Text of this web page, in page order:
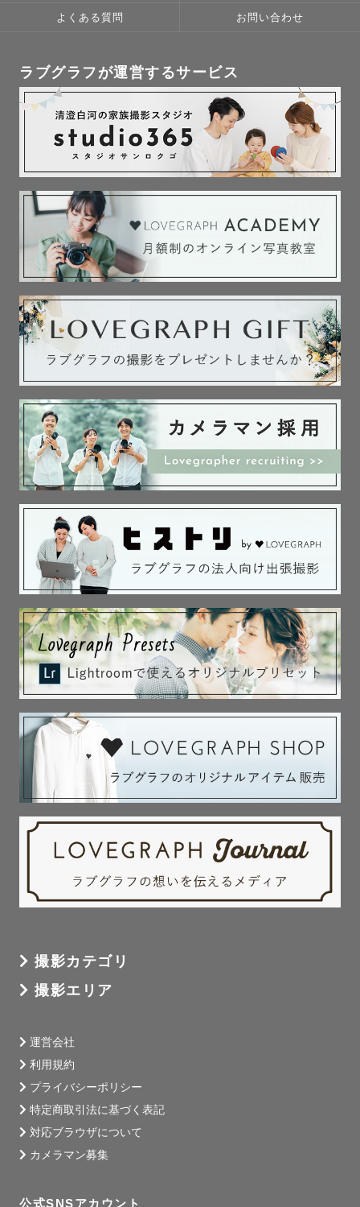
よくある質問 お問い合わせ
ラブグラフが運営するサービス
撮影カテゴリ
撮影エリア
運営会社
利用規約
プライバシーポリシー
特定商取引法に基づく表記
対応ブラウザについて
カメラマン募集
公式SNSアカウント